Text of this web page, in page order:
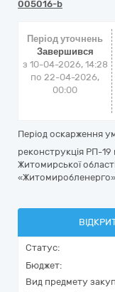
005016-b
Період уточнень
Завершився
з 10-04-2026, 14:28
по 22-04-2026,
00:00
Період оскарження
реконструкція РП-19
Житомирської
Статус:
Бюджет:
Вид предмету